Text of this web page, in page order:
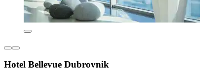
Hotel Bellevue Dubrovnik